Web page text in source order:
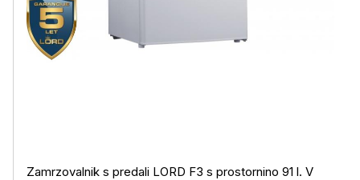
Zamrzovalnik s predali LORD F3 s prostornino 91 l. V